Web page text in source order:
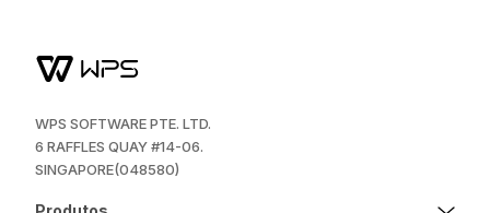
WPS SOFTWARE PTE. LTD.
6 RAFFLES QUAY #14-06.
SINGAPORE(048580)